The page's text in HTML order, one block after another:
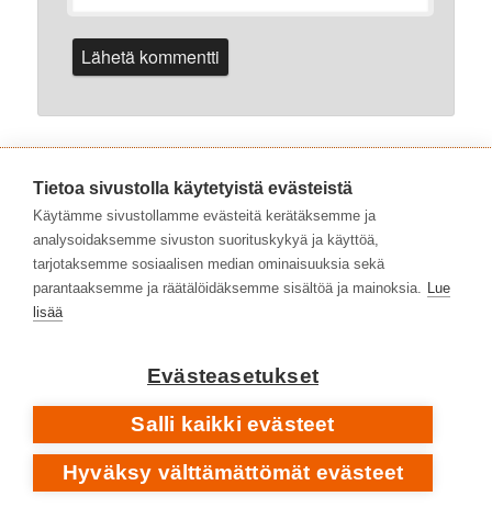
Levyhyllyt on 2015 aloittanut kirjastojen verkkojulkaisu,
joka vinkkaa levyjä ja lukemista. Kirjoittajina musiikin
ammattilaisia. Levyhyllyjä julkaisee Kirjastot.fi.
Info
Palaute
Tietoa sivustolla käytetyistä evästeistä
Käytämme sivustollamme evästeitä kerätäksemme ja
analysoidaksemme sivuston suorituskykyä ja käyttöä,
tarjotaksemme sosiaalisen median ominaisuuksia sekä
parantaaksemme ja räätälöidäksemme sisältöä ja mainoksia. Lue
lisää
Evästeasetukset
Salli kaikki evästeet
Hyväksy välttämättömät evästeet